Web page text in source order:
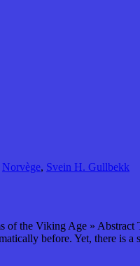
Norvège, Svein H. Gullbekk
the Viking Age » Abstract
before. Yet, there is